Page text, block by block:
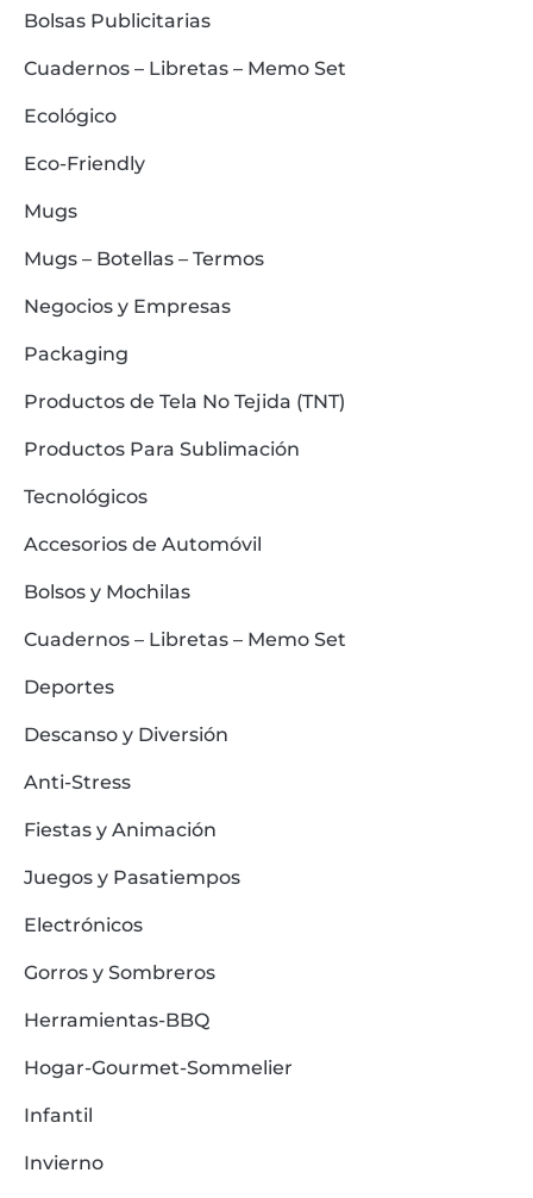
Bolsas Publicitarias
Cuadernos – Libretas – Memo Set
Ecológico
Eco-Friendly
Mugs
Mugs – Botellas – Termos
Negocios y Empresas
Packaging
Productos de Tela No Tejida (TNT)
Productos Para Sublimación
Tecnológicos
Accesorios de Automóvil
Bolsos y Mochilas
Cuadernos – Libretas – Memo Set
Deportes
Descanso y Diversión
Anti-Stress
Fiestas y Animación
Juegos y Pasatiempos
Electrónicos
Gorros y Sombreros
Herramientas-BBQ
Hogar-Gourmet-Sommelier
Infantil
Invierno